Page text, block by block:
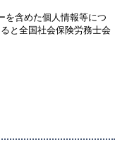
を含めた個人情報等につ
と全国社会保険労務士会